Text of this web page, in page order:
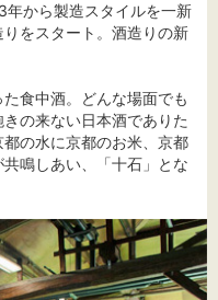
から製造スタイルを一新
をスタート。酒造りの新
食中酒。どんな場面でも
の来ない日本酒でありた
の水に京都のお米、京都
鳴しあい、「十石」とな